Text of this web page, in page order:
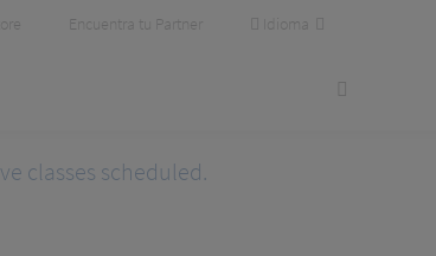
Encuentra tu Partner Idioma
classes scheduled.